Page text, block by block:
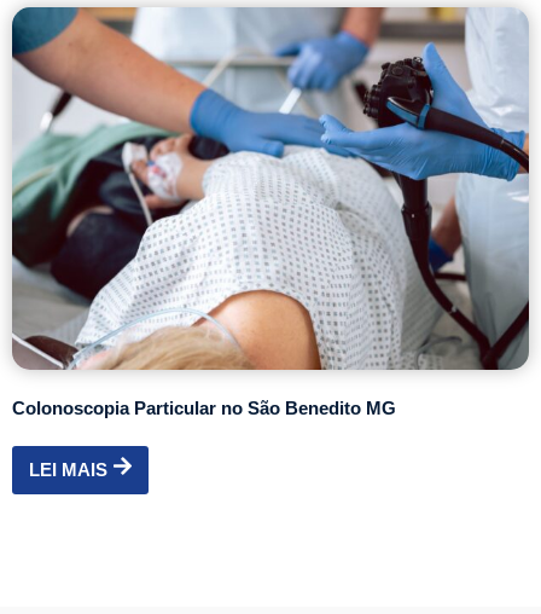
Colonoscopia Particular no São Benedito MG
LEI MAIS